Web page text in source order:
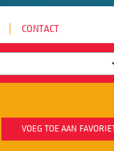
CONTACT
VOEG TOE AAN